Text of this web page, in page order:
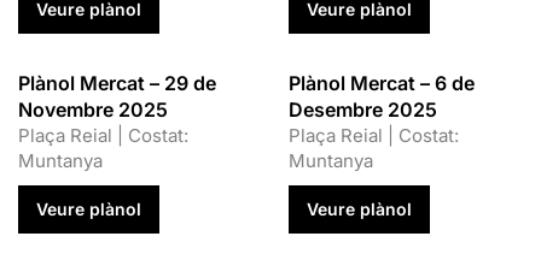
Veure plànol Veure plànol
Plànol Mercat – 29 de
Novembre 2025
Plaça Reial | Costat:
Muntanya
Veure plànol
Plànol Mercat – 6 de
Desembre 2025
Plaça Reial | Costat:
Muntanya
Veure plànol